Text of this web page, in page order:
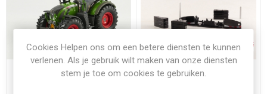
Niet op voorraad Op voorraad
Cookies Helpen ons om een betere diensten te kunnen
verlenen. Als je gebruik wilt maken van onze diensten
stem je toe om cookies te gebruiken.